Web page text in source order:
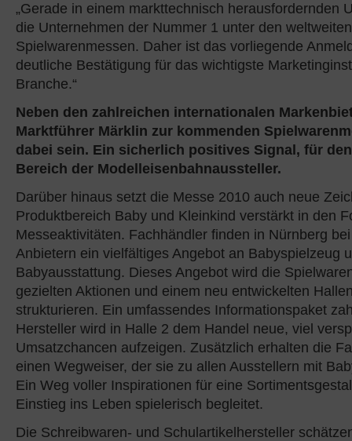
„Gerade in einem markttechnisch herausfordernden
die Unternehmen der Nummer 1 unter den weltweiten
Spielwarenmessen. Daher ist das vorliegende
deutliche Bestätigung für das wichtigste
Branche.“
Neben den zahlreichen internationalen
Marktführer Märklin zur kommenden
dabei sein. Ein sicherlich positives Signal, für
Bereich der Modelleisenbahnaussteller.
Darüber hinaus setzt die Messe 2010 auch neue
Produktbereich Baby und Kleinkind verstärkt in den
Messeaktivitäten. Fachhändler finden in Nürnberg
Anbietern ein vielfältiges Angebot an Babyspielzeug
Babyausstattung. Dieses Angebot wird die
gezielten Aktionen und einem neu entwickelten
strukturieren. Ein umfassendes Informationspaket
Hersteller wird in Halle 2 dem Handel neue, viel
Umsatzchancen aufzeigen. Zusätzlich erhalten die
einen Wegweiser, der sie zu allen Ausstellern mit
Ein Weg voller Inspirationen für eine
Einstieg ins Leben spielerisch begleitet.
Die Schreibwaren- und Schulartikelhersteller